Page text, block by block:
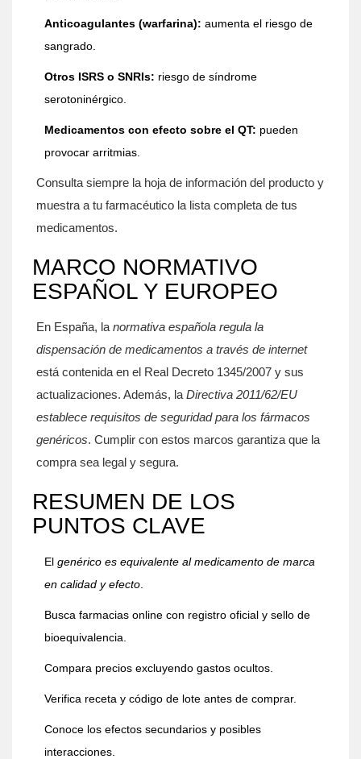
Anticoagulantes (warfarina): aumenta el riesgo de
sangrado.
Otros ISRS o SNRIs: riesgo de síndrome
serotoninérgico.
Medicamentos con efecto sobre el QT: pueden
provocar arritmias.
Consulta siempre la hoja de información del producto y
muestra a tu farmacéutico la lista completa de tus
medicamentos.
MARCO NORMATIVO
ESPAÑOL Y EUROPEO
En España, la normativa española regula la
dispensación de medicamentos a través de internet
está contenida en el Real Decreto 1345/2007 y sus
actualizaciones. Además, la Directiva 2011/62/EU
establece requisitos de seguridad para los fármacos
genéricos. Cumplir con estos marcos garantiza que la
compra sea legal y segura.
RESUMEN DE LOS
PUNTOS CLAVE
El genérico es equivalente al medicamento de marca
en calidad y efecto
Busca farmacias online con registro oficial y sello de
bioequivalencia.
Compara precios excluyendo gastos ocultos.
Verifica receta y código de lote antes de comprar.
Conoce los efectos secundarios y posibles
interacciones.